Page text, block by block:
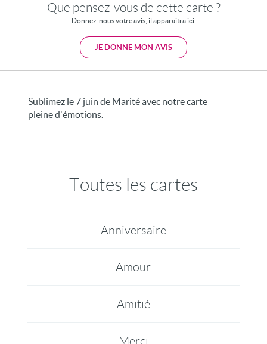
Que pensez-vous de cette carte ?
Donnez-nous votre avis, il apparaitra ici.
JE DONNE MON AVIS
Sublimez le 7 juin de Marité avec notre carte
pleine d'émotions.
Toutes les cartes
Anniversaire
Amour
Amitié
Merci